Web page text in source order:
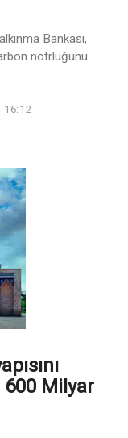
Bankası,
nötrlüğünü
16:12
Milyar